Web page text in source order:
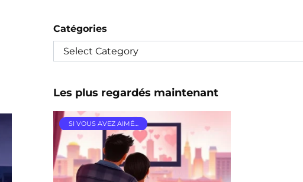
Catégories
Les plus regardés maintenant
SI VOUS AVEZ AIMÉ…